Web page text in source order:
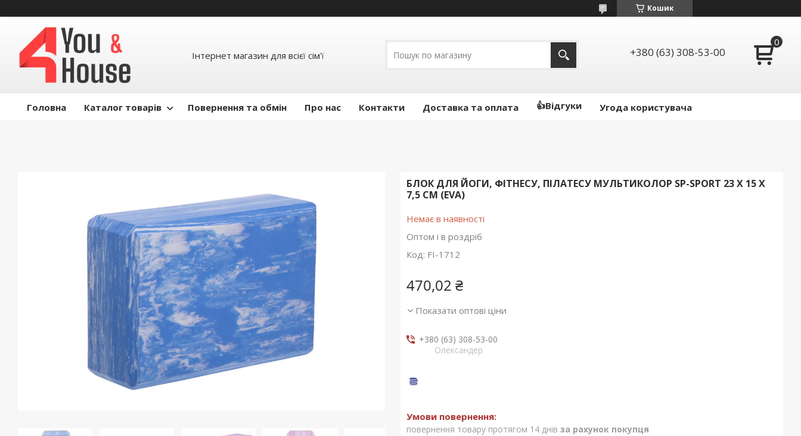
Кошик
Інтернет магазин для всієї сім'ї +380 (63) 308-53-00
Головна Каталог товарів Повернення та обмін Про нас Контакти Доставка та оплата 👍Відгуки Угода користувача
БЛОК ДЛЯ ЙОГИ, ФІТНЕСУ, ПІЛАТЕСУ МУЛЬТИКОЛОР SP-SPORT 23 X 15 X
7,5 СМ (EVA)
Немає в наявності
Оптом і в роздріб
Код: FI-1712
470,02 ₴
Показати оптові ціни
+380 (63) 308-53-00
Олександер
повернення товару протягом 14 днів за рахунок покупця